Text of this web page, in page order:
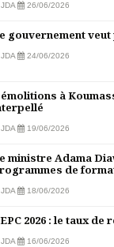
JDA 26/06/2026
gouvernement
JDA 24/06/2026
à
JDA 19/06/2026
ministre Adama
de
JDA 18/06/2026
2026 : le taux
JDA 16/06/2026